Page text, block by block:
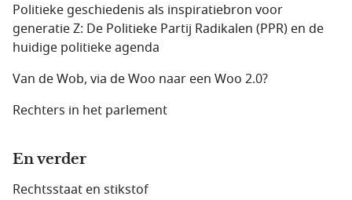
Politieke geschiedenis als inspiratiebron voor
generatie Z: De Politieke Partij Radikalen (PPR) en de
huidige politieke agenda
Van de Wob, via de Woo naar een Woo 2.0?
Rechters in het parlement
En verder
Rechtsstaat en stikstof